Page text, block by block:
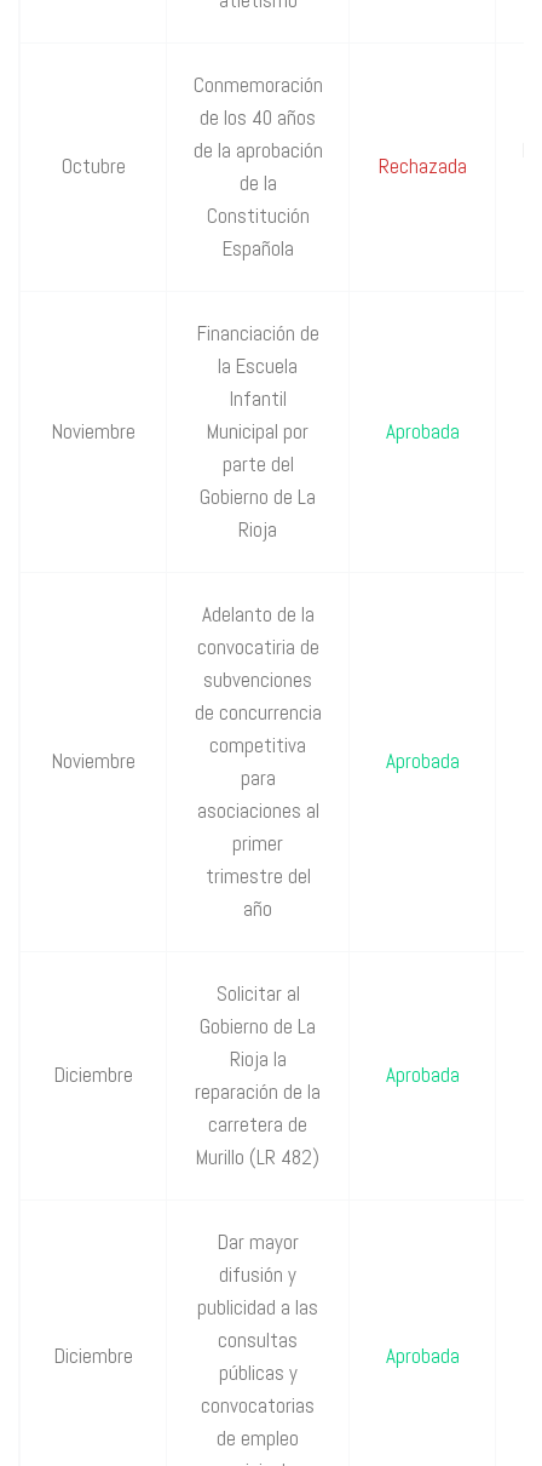
Octubre
Conmemoración
de los 40 años
de la aprobación
de la
Constitución
Española
Rechazada
Noviembre
Financiación de
la Escuela
Infantil
Municipal por
parte del
Gobierno de La
Rioja
Aprobada
Noviembre
Adelanto de la
convocatiria de
subvenciones
de concurrencia
competitiva
para
asociaciones al
primer
trimestre del
año
Aprobada
Diciembre
Solicitar al
Gobierno de La
Rioja la
reparación de la
carretera de
Murillo (LR 482)
Aprobada
Diciembre
Dar mayor
difusión y
publicidad a las
consultas
públicas y
convocatorias
de empleo
Aprobada